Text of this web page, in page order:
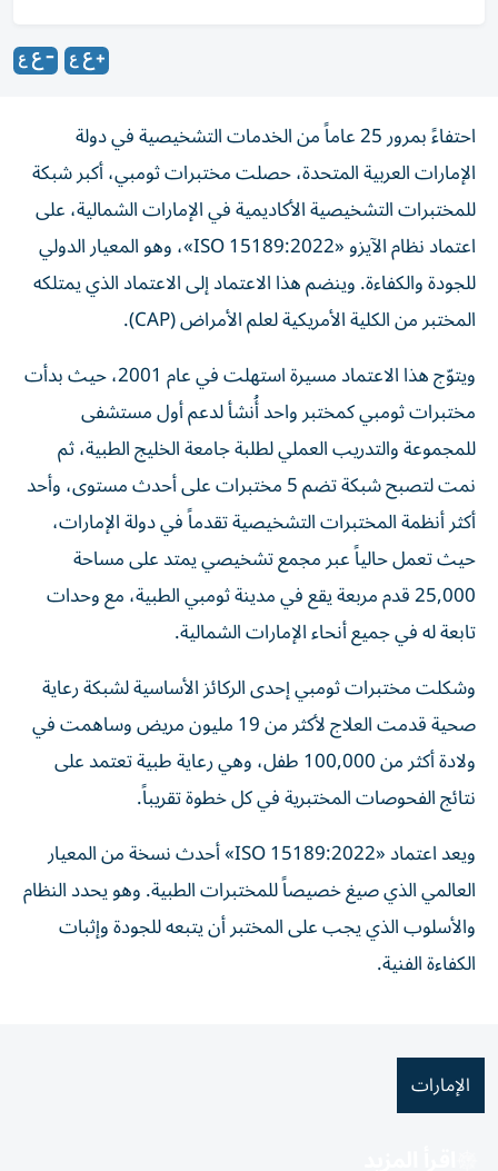
احتفاءً بمرور 25 عاماً من الخدمات التشخيصية في دولة
الإمارات العربية المتحدة، حصلت مختبرات ثومبي، أكبر شبكة
للمختبرات التشخيصية الأكاديمية في الإمارات الشمالية، على
اعتماد نظام الآيزو «ISO 15189:2022»، وهو المعيار الدولي
للجودة والكفاءة. وينضم هذا الاعتماد إلى الاعتماد الذي يمتلكه
المختبر من الكلية الأمريكية لعلم الأمراض (CAP).
ويتوّج هذا الاعتماد مسيرة استهلت في عام 2001، حيث بدأت
مختبرات ثومبي كمختبر واحد أُنشأ لدعم أول مستشفى
للمجموعة والتدريب العملي لطلبة جامعة الخليج الطبية، ثم
نمت لتصبح شبكة تضم 5 مختبرات على أحدث مستوى، وأحد
أكثر أنظمة المختبرات التشخيصية تقدماً في دولة الإمارات،
حيث تعمل حالياً عبر مجمع تشخيصي يمتد على مساحة
25,000 قدم مربعة يقع في مدينة ثومبي الطبية، مع وحدات
تابعة له في جميع أنحاء الإمارات الشمالية.
وشكلت مختبرات ثومبي إحدى الركائز الأساسية لشبكة رعاية
صحية قدمت العلاج لأكثر من 19 مليون مريض وساهمت في
ولادة أكثر من 100,000 طفل، وهي رعاية طبية تعتمد على
نتائج الفحوصات المختبرية في كل خطوة تقريباً.
ويعد اعتماد «ISO 15189:2022» أحدث نسخة من المعيار
العالمي الذي صيغ خصيصاً للمختبرات الطبية. وهو يحدد النظام
والأسلوب الذي يجب على المختبر أن يتبعه للجودة وإثبات
الكفاءة الفنية.
الإمارات